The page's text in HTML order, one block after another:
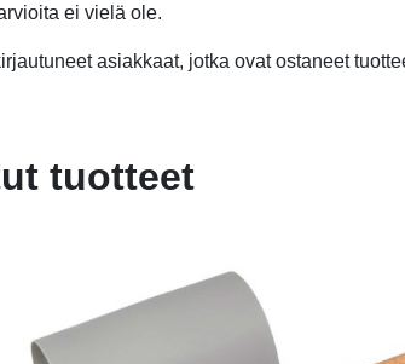
ei vielä ole.
asiakkaat, jotka ovat ostaneet
tuotteet